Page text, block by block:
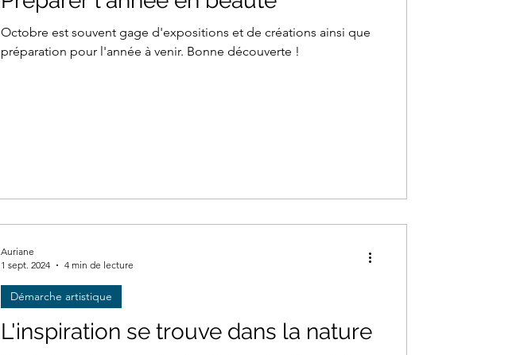
Octobre est souvent gage d'expositions et de créations ainsi que
préparation pour l'année à venir. Bonne découverte !
L'inspiration se trouve dans la nature
Démarche artistique
Auriane
1 sept. 2024
4 min de lecture